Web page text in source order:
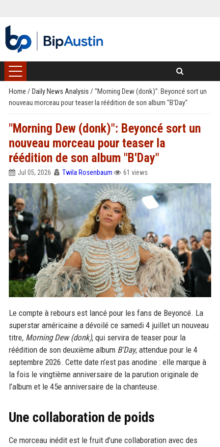
Home / Daily News Analysis / "Morning Dew (donk)": Beyoncé sort un
nouveau morceau pour teaser la réédition de son album "B'Day"
"Morning Dew (donk)": Beyoncé sort un
nouveau morceau pour teaser la
réédition de son album "B'Day"
Jul 05, 2026 Twila Rosenbaum 61 views
Le compte à rebours est lancé pour les fans de Beyoncé. La
superstar américaine a dévoilé ce samedi 4 juillet un nouveau
titre, Morning Dew (donk), qui servira de teaser pour la
réédition de son deuxième album B'Day, attendue pour le 4
septembre 2026. Cette date n’est pas anodine : elle marque à
la fois le vingtième anniversaire de la parution originale de
l’album et le 45e anniversaire de la chanteuse.
Une collaboration de poids
Ce morceau inédit est le fruit d’une collaboration avec des